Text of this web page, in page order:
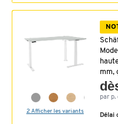
2 Afficher les variants
mm,
par p.
Délai